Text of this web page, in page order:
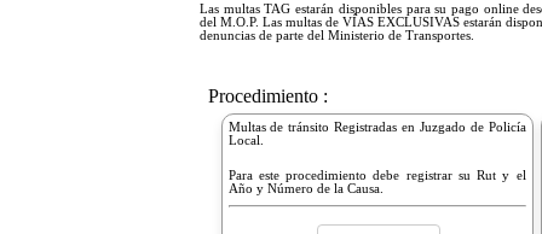
Las multas TAG estarán disponibles para su pago online
del M.O.P. Las multas de VÍAS EXCLUSIVAS estarán
denuncias de parte del Ministerio de Transportes.
Procedimiento :
Multas de tránsito Registradas en Juzgado de Policía
Local.
Para este procedimiento debe registrar su Rut y el
Año y Número de la Causa.